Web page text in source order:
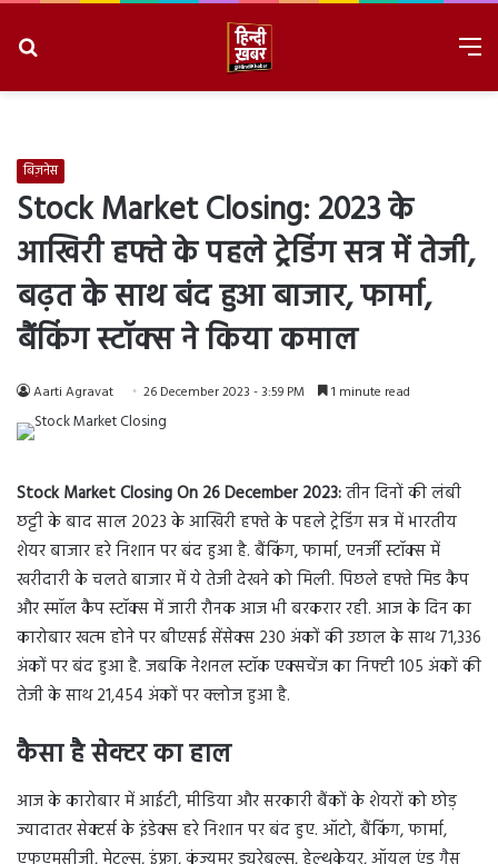
बिज़नेस
Stock Market Closing: 2023 के
आखिरी हफ्ते के पहले ट्रेडिंग सत्र में तेजी,
बढ़त के साथ बंद हुआ बाजार, फार्मा,
बैंकिंग स्टॉक्स ने किया कमाल
Aarti Agravat 26 December 2023 - 3:59 PM 1 minute read
Stock Market Closing On 26 December 2023:तीन दिनों की लंबी
छट्टी के बाद साल 2023 के आखिरी हफ्ते के पहले ट्रेडिंग सत्र में भारतीय
शेयर बाजार हरे निशान पर बंद हुआ है. बैंकिंग, फार्मा, एनर्जी स्टॉक्स में
खरीदारी के चलते बाजार में ये तेजी देखने को मिली. पिछले हफ्ते मिड कैप
और स्मॉल कैप स्टॉक्स में जारी रौनक आज भी बरकरार रही. आज के दिन का
कारोबार खत्म होने पर बीएसई सेंसेक्स 230 अंकों की उछाल के साथ 71,336
अंकों पर बंद हुआ है. जबकि नेशनल स्टॉक एक्सचेंज का निफ्टी 105 अंकों की
तेजी के साथ 21,454 अंकों पर क्लोज हुआ है.
कैसा हैसेक्टर का हाल
आज के कारोबार में आईटी, मीडिया और सरकारी बैंकों के शेयरों को छोड़
ज्यादातर सेक्टर्स के इंडेक्स हरे निशान पर बंद हुए. ऑटो, बैंकिंग, फार्मा,